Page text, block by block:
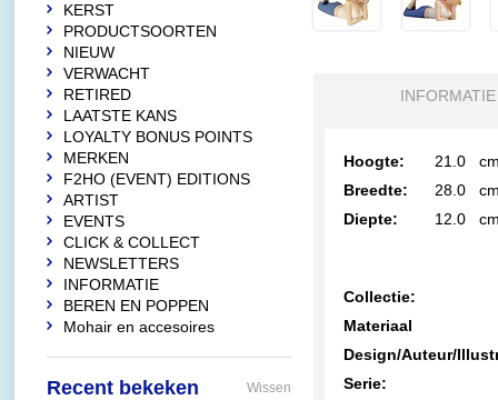
INFORMATIE
Hoogte: 21.0
Breedte:
28.0
Diepte:
12.0
Collectie:
Materiaal
Design/Auteur/
Serie:
KERST
PRODUCTSOORTEN
NIEUW
VERWACHT
RETIRED
LAATSTE KANS
LOYALTY BONUS POINTS
MERKEN
F2HO (EVENT) EDITIONS
ARTIST
EVENTS
CLICK & COLLECT
NEWSLETTERS
INFORMATIE
BEREN EN POPPEN
Mohair en accesoires
Recent bekeken Wissen